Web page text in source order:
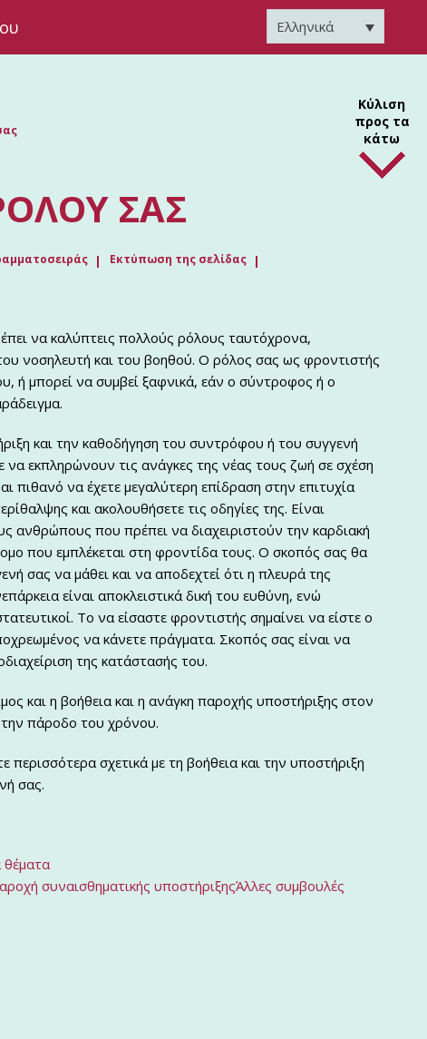
Ελληνικά
ΣΑΣ
Εκτύπωση της σελίδας
να καλύπτεις πολλούς ρόλους ταυτόχρονα,
νοσηλευτή και του βοηθού. Ο ρόλος σας ως φροντιστής
ή μπορεί να συμβεί ξαφνικά, εάν ο σύντροφος ή ο
και την καθοδήγηση του συντρόφου ή του συγγενή
εκπληρώνουν τις ανάγκες της νέας τους ζωή σε σχέση
πιθανό να έχετε μεγαλύτερη επίδραση στην επιτυχία
και ακολουθήσετε τις οδηγίες της. Είναι
ανθρώπους που πρέπει να διαχειριστούν την καρδιακή
που εμπλέκεται στη φροντίδα τους. Ο σκοπός σας θα
σας να μάθει και να αποδεχτεί ότι η πλευρά της
είναι αποκλειστικά δική του ευθύνη, ενώ
Το να είσαστε φροντιστής σημαίνει να είστε ο
να κάνετε πράγματα. Σκοπός σας είναι να
της κατάστασής του.
και η βοήθεια και η ανάγκη παροχής υποστήριξης στον
πάροδο του χρόνου.
σχετικά με τη βοήθεια και την υποστήριξη
σας.
θέματα
συναισθηματικής υποστήριξηςΆλλες συμβουλές
Κύλιση
προς τα
κάτω